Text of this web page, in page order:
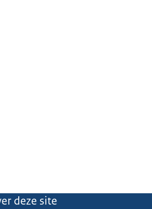
deze site